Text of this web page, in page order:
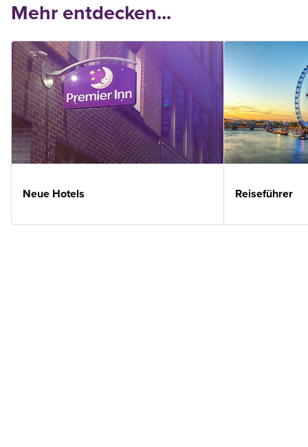
Mehr entdecken...
Neue Hotels Reiseführer